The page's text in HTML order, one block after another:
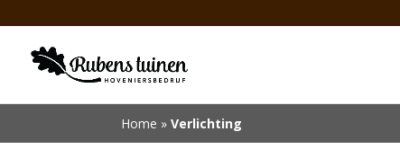
Home »Verlichting